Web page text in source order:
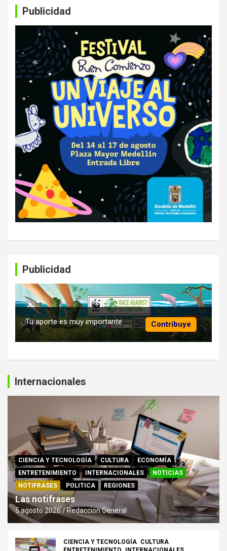
Publicidad
Publicidad
Contribuye
Tu aporte es muy importante
Internacionales
CIENCIA Y TECNOLOGÍA CULTURA
ECONOMÍA
ENTRETENIMIENTO
INTERNACIONALES
NOTICIAS
NOTIFRASES
POLITICA REGIONES
Las notifrases
5 agosto 2026 Redaccion General
CIENCIA Y TECNOLOGÍA CULTURA